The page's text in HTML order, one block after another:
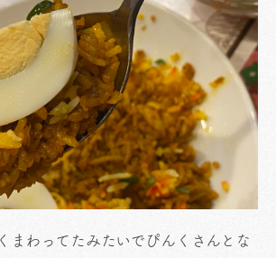
まわってたみたいでぴんくさんとな